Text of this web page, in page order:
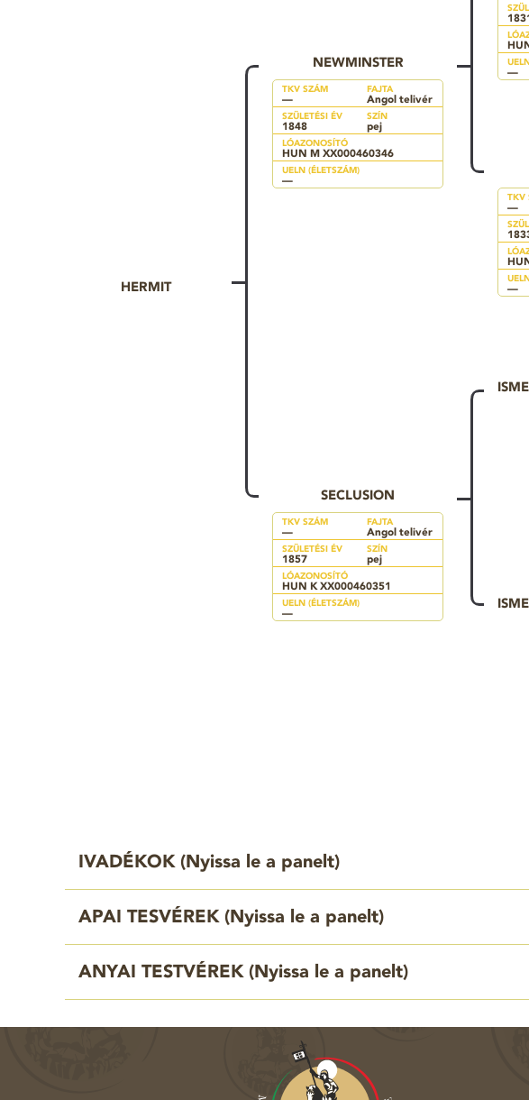
HERMIT
NEWMINSTER
TKV SZÁM
—
FAJTA
Angol telivér
SZÜLETÉSI ÉV
1848
SZÍN
pej
LÓAZONOSÍTÓ
HUN M XX000460346
UELN (ÉLETSZÁM)
—
—
TKV
—
—
SECLUSION
TKV SZÁM
—
FAJTA
Angol telivér
SZÜLETÉSI ÉV
1857
SZÍN
pej
LÓAZONOSÍTÓ
HUN K XX000460351
UELN (ÉLETSZÁM)
—
IVADÉKOK ( Nyissa le a panelt)
APAI TESVÉREK ( Nyissa le a panelt)
ANYAI TESTVÉREK ( Nyissa le a panelt)